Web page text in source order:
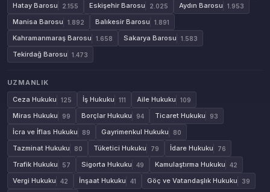
Hatay Barosu 2.155 Eskişehir Barosu 2.025 Aydın Barosu 1.953
Manisa Barosu 1.892 Balıkesir Barosu 1.891
Kahramanmaraş Barosu 1.658 Sakarya Barosu 1.583
Tekirdağ Barosu 1.473
UZMANLIK
Ceza Hukuku
125 İş Hukuku 111 Aile Hukuku 109
Miras Hukuku 99 Borçlar Hukuku 94 Ticaret Hukuku 93
İcra ve İflas Hukuku 89 Gayrimenkul Hukuku 80
Tazminat Hukuku 80 Tüketici Hukuku 79 İdare Hukuku 76
Trafik Hukuku 57 Sigorta Hukuku 49 Kamulaştırma Hukuku 42
Vergi Hukuku 42 İnşaat Hukuku 41 Göç ve Vatandaşlık Hukuku 39